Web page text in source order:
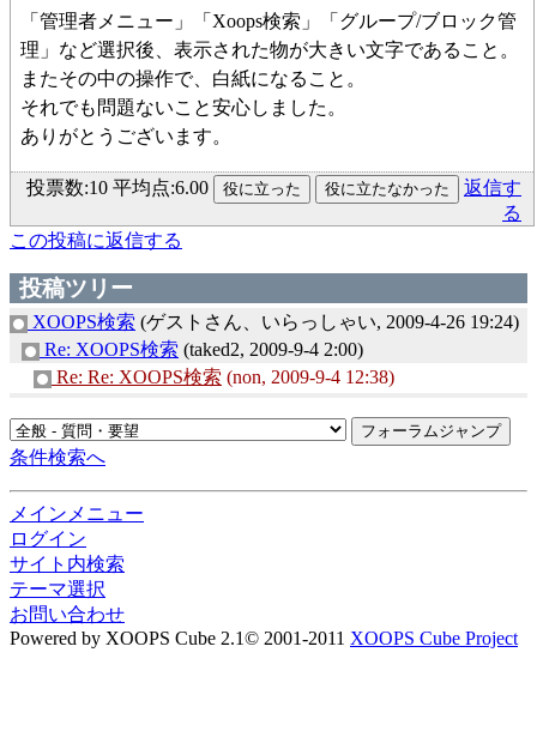
「管理者メニュー」「Xoops検索」「グループ/ブロック管
理」など選択後、表示された物が大きい文字であること。
またその中の操作で、白紙になること。
それでも問題ないこと安心しました。
ありがとうございます。
投票数:10 平均点:6.00
返信す
る
この投稿に返信する
投稿ツリー
XOOPS検索 (ゲストさん、いらっしゃい, 2009-4-26 19:24)
Re: XOOPS検索 (taked2, 2009-9-4 2:00)
Re: Re: XOOPS検索 (non, 2009-9-4 12:38)
条件検索へ
メインメニュー
ログイン
サイト内検索
テーマ選択
お問い合わせ
Powered by XOOPS Cube 2.1© 2001-2011 XOOPS Cube Project